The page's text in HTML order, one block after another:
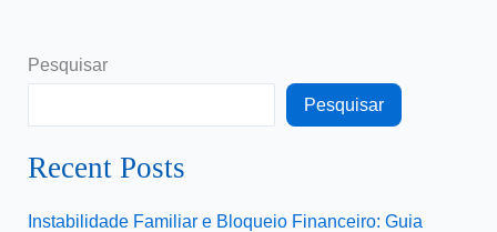
Pesquisar
Pesquisar
Recent Posts
Instabilidade Familiar e Bloqueio Financeiro: Guia